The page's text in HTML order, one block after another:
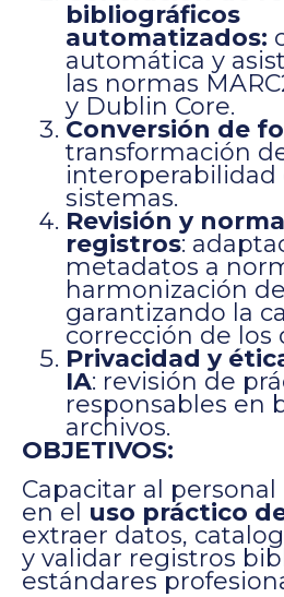
bibliográficos
automatizados:
automática y
las normas
y Dublin Core.
Conversión de
transformación
interoperabilidad
sistemas.
Revisión y
registros:
metadatos a
harmonización
garantizando la
corrección de los
Privacidad y
IA: revisión de
responsables en
archivos.
OBJETIVOS:
Capacitar al
en el uso práctico
extraer datos,
y validar registros
estándares